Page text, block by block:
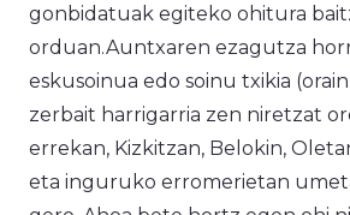
gonbidatuak egiteko ohitura
orduan.Auntxaren ezagutza
eskusoinua edo soinu txikia
zerbait harrigarria zen niretzat
errekan, Kizkitzan, Belokin,
eta inguruko erromerietan